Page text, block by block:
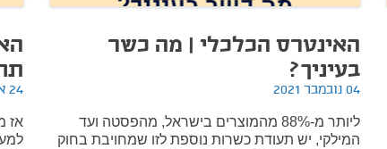
האינטרס הכלכלי | מה כשר
בעיניך?
04 נובמבר 2021
ליותר מ-88% מהמוצרים בישראל, מהפסטה ועד
המילקי, יש תעודת כשרות נוספת לזו שמחויבת בחוק
24 אוקטובר 2021
אז